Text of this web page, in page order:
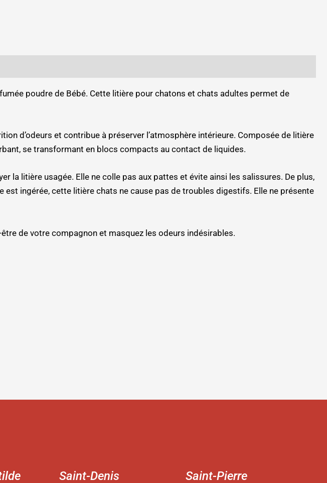
poudre de Bébé. Cette litière pour chatons et chats adultes permet de
d’odeurs et contribue à préserver l’atmosphère intérieure. Composée de litière
se transformant en blocs compacts au contact de liquides.
la litière usagée. Elle ne colle pas aux pattes et évite ainsi les salissures. De plus,
ingérée, cette litière chats ne cause pas de troubles digestifs. Elle ne présente
de votre compagnon et masquez les odeurs indésirables.
Saint-Denis Saint-Pierre